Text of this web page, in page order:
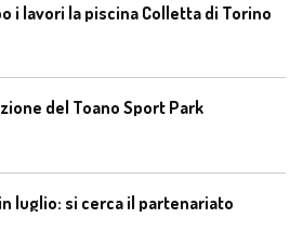
i lavori la piscina Colletta di Torino
del Toano Sport Park
luglio: si cerca il partenariato